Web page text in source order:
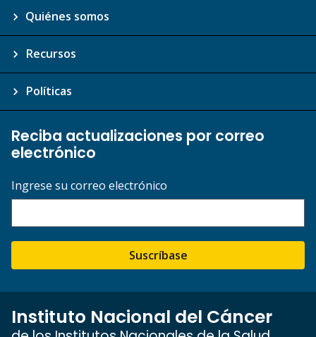
Quiénes somos
Recursos
Políticas
Reciba actualizaciones por correo
electrónico
Ingrese su correo electrónico
Suscríbase
Instituto Nacional del Cáncer